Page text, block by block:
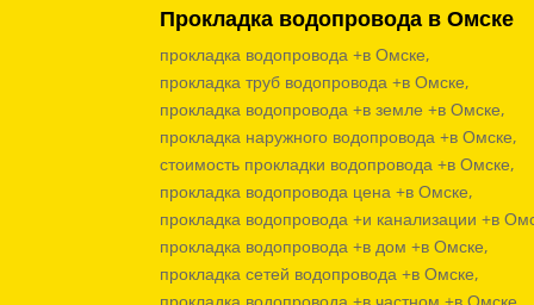
Прокладка водопровода в Омске
прокладка водопровода +в Омске,
прокладка труб водопровода +в Омске,
прокладка водопровода +в земле +в Омске,
прокладка наружного водопровода +в Омске,
стоимость прокладки водопровода +в Омске,
прокладка водопровода цена +в Омске,
прокладка водопровода +и канализации +в
прокладка водопровода +в дом +в Омске,
прокладка сетей водопровода +в Омске,
прокладка водопровода +в частном +в Омске,